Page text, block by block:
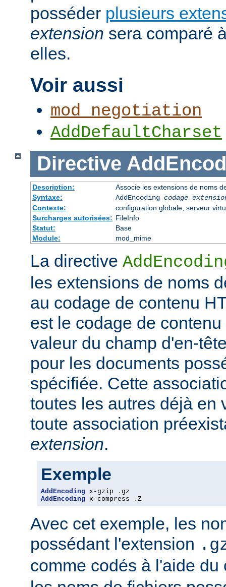
posséder plusieurs
extension sera comparé
elles.
Voir aussi
mod_negotiation
AddDefaultCharset
Directive
Description:
Associe les extensions de noms
Syntaxe:
AddEncoding codage
Contexte:
configuration globale, serveur
Surcharges autorisées: FileInfo
Statut:
Base
Module:
mod_mime
La directive
les extensions de noms
au codage de contenu
est le codage de
valeur du champ d'en-
pour les documents
spécifiée. Cette
toutes les autres déjà en
toute association
extension.
Exemple
AddEncoding x-gzip .
AddEncoding x-compress . Z
Avec cet exemple, les
possédant l'extension
comme codés à l'aide